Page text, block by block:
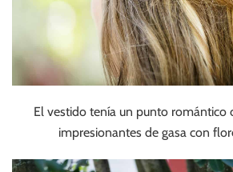
El vestido tenía un punto romántico
impresionantes de gasa con